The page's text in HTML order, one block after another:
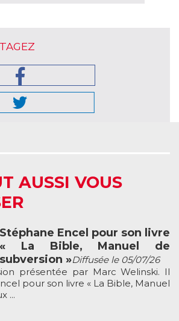
AUSSI VOUS
Stéphane Encel pour son livre
« La Bible, Manuel de
subversion »Diffusée le 05/07/26
présentée par Marc Welinski. Il
pour son livre « La Bible, Manuel
...